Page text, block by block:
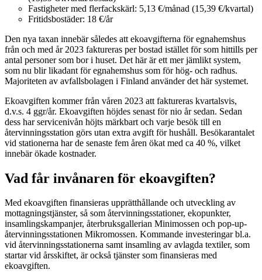
Fastigheter med flerfackskärl: 5,13 €/månad (15,39 €/kvartal)
Fritidsbostäder: 18 €/år
Den nya taxan innebär således att ekoavgifterna för egnahemshus
från och med år 2023 faktureras per bostad istället för som hittills per
antal personer som bor i huset. Det här är ett mer jämlikt system,
som nu blir likadant för egnahemshus som för hög- och radhus.
Majoriteten av avfallsbolagen i Finland använder det här systemet.
Ekoavgiften kommer från våren 2023 att faktureras kvartalsvis,
d.v.s. 4 ggr/år. Ekoavgiften höjdes senast för nio år sedan. Sedan
dess har servicenivån höjts märkbart och varje besök till en
återvinningsstation görs utan extra avgift för hushåll. Besökarantalet
vid stationerna har de senaste fem åren ökat med ca 40 %, vilket
innebär ökade kostnader.
Vad får invånaren för ekoavgiften?
Med ekoavgiften finansieras upprätthållande och utveckling av
mottagningstjänster, så som återvinningsstationer, ekopunkter,
insamlingskampanjer, återbruksgallerian Minimossen och pop-up-
återvinningsstationen Mikromossen. Kommande investeringar bl.a.
vid återvinningsstationerna samt insamling av avlagda textiler, som
startar vid årsskiftet, är också tjänster som finansieras med
ekoavgiften.